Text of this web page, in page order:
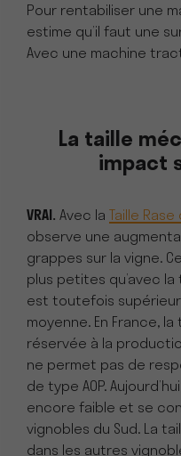
Pour rentabiliser une
estime qu’il faut une
Avec une machine
La taille
impact
VRAI. Avec la Taille
observe une
grappes sur la vigne.
plus petites qu’avec la
est toutefois supérieur
moyenne. En France,
réservée à la
ne permet pas de
de type AOP.
encore faible et se
vignobles du Sud. La
dans les autres